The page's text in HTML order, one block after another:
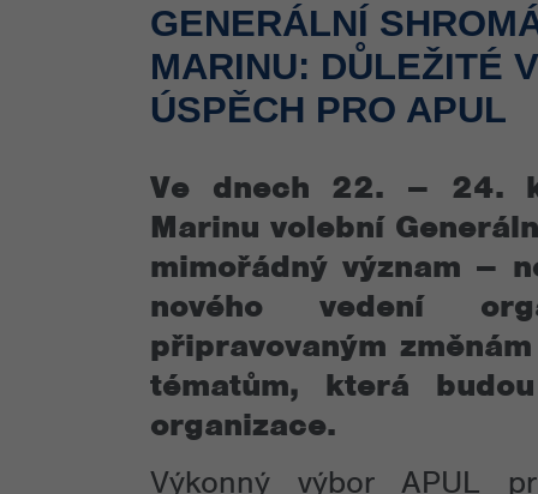
GENERÁLNÍ
MARINU: DŮLEŽITÉ
ÚSPĚCH PRO APUL
Ve dnech 22. – 24.
Marinu volební
mimořádný význam –
nového vedení
připravovaným
tématům, která
organizace.
Výkonný výbor APUL